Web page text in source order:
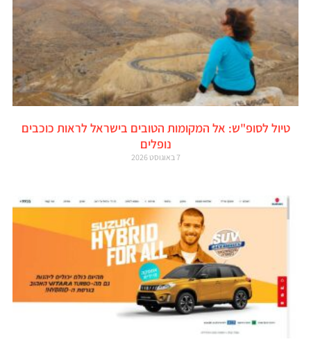
טיול לסופ"ש: אל המקומות הטובים בישראל לראות כוכבים
נופלים
7 באוגוסט 2026